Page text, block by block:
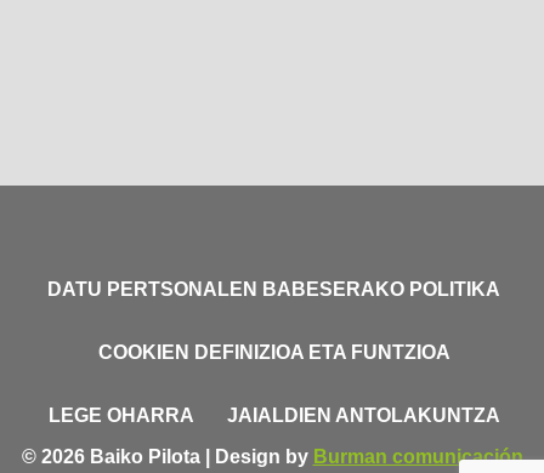
DATU PERTSONALEN BABESERAKO POLITIKA
COOKIEN DEFINIZIOA ETA FUNTZIOA
LEGE OHARRA
JAIALDIEN ANTOLAKUNTZA
© 2026 Baiko Pilota | Design by Burman comunicación